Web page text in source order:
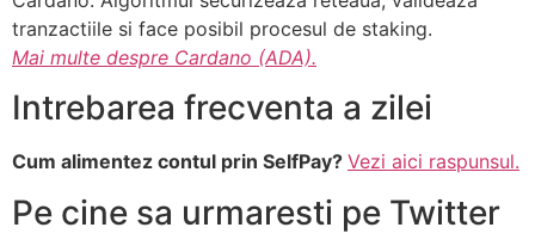
tranzactiile si face posibil procesul de staking.
Mai multe despre Cardano (ADA).
Intrebarea frecventa a zilei
Cum alimentez contul prin SelfPay? Vezi aici raspunsul.
Pe cine sa urmaresti pe Twitter